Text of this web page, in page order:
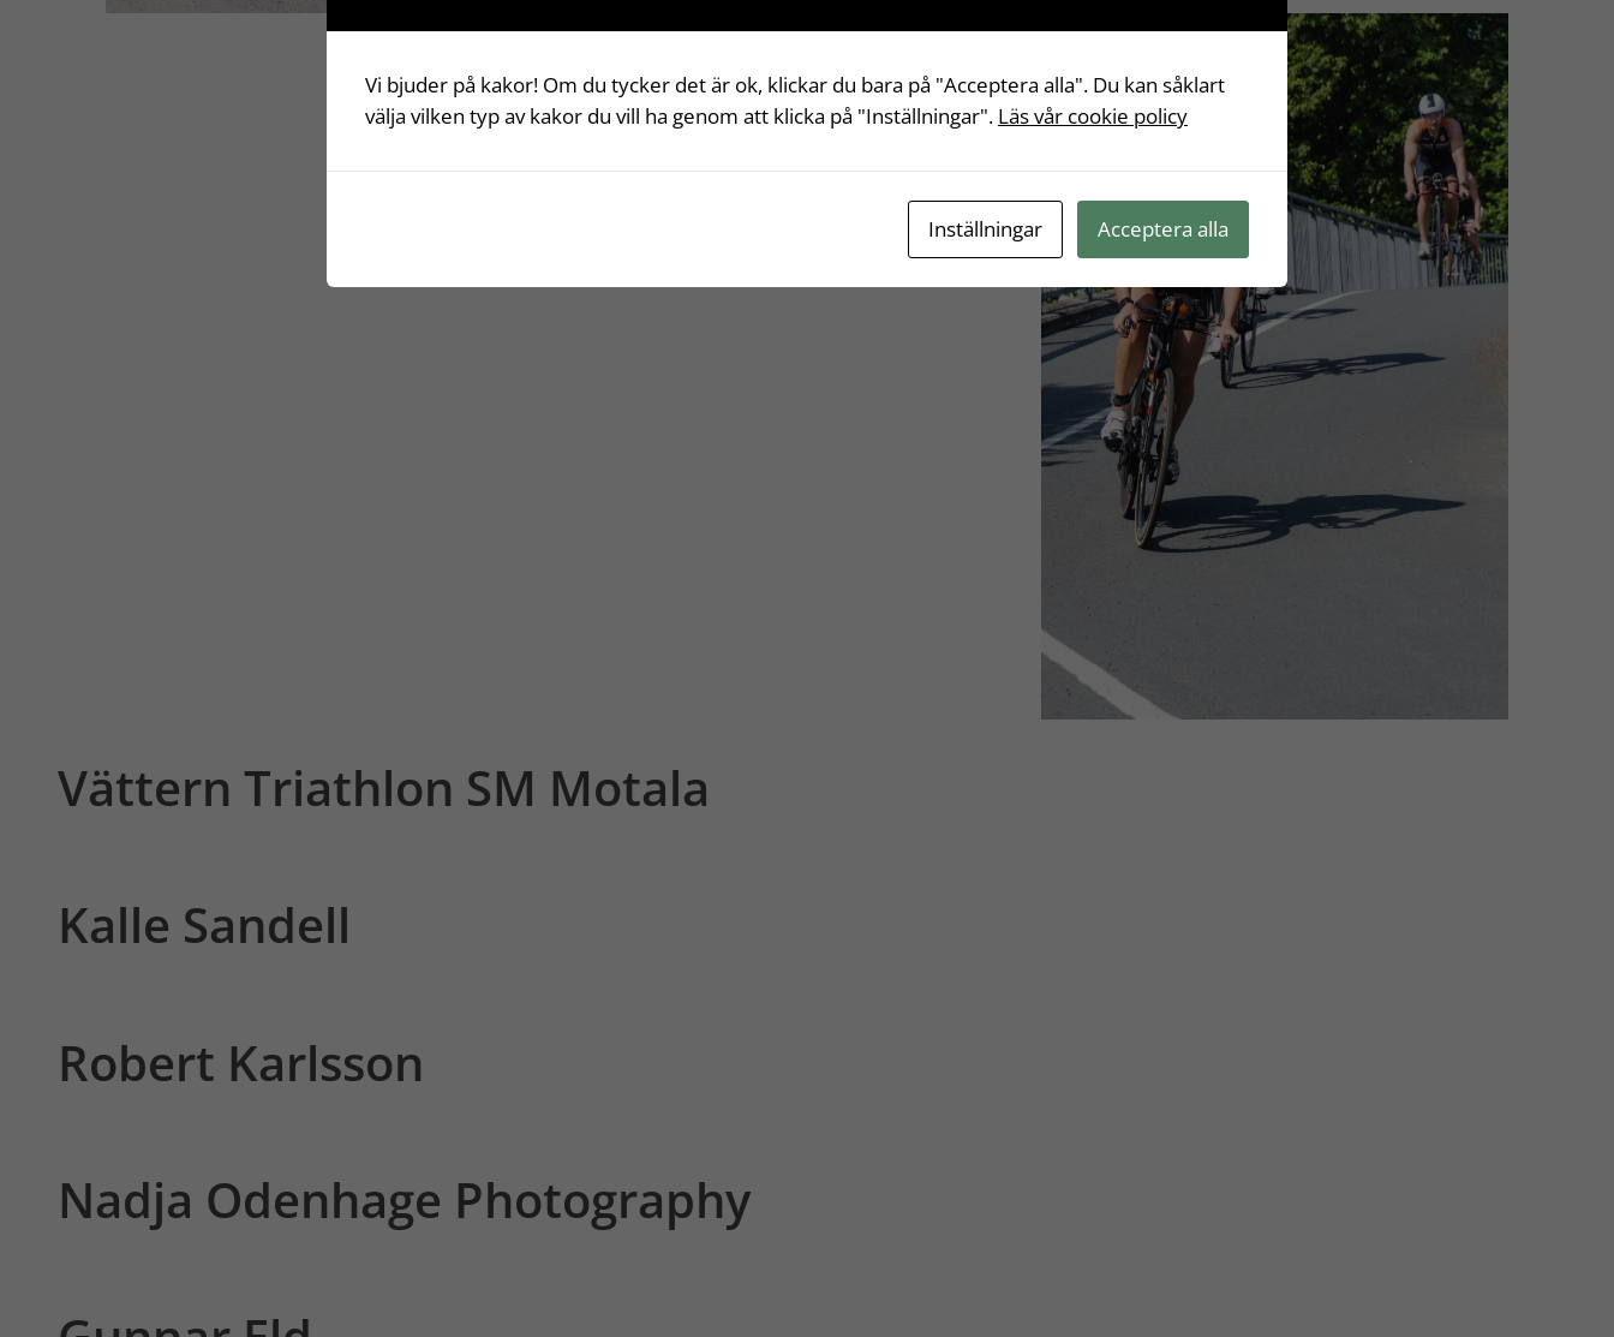
Vättern Triathlon SM Motala
Kalle Sandell
Robert Karlsson
Nadja Odenhage Photography
Vi bjuder på kakor! Om du tycker det är ok, klickar du bara på "Acceptera alla". Du kan såklart
välja vilken typ av kakor du vill ha genom att klicka på "Inställningar". Läs vår cookie policy
Inställningar Acceptera alla